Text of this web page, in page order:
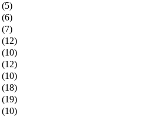
(5)
(6)
(7)
(12)
(10)
(12)
(10)
(18)
(19)
(10)